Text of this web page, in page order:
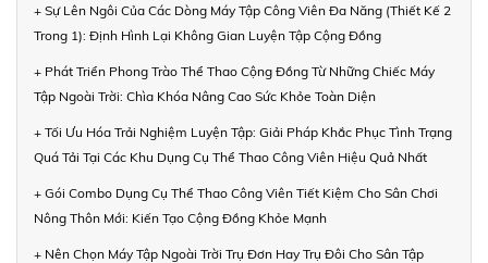
+ Sự Lên Ngôi Của Các Dòng Máy Tập Công Viên Đa Năng (Thiết Kế 2
Trong 1): Định Hình Lại Không Gian Luyện Tập Cộng Đồng
+ Phát Triển Phong Trào Thể Thao Cộng Đồng Từ Những Chiếc Máy
Tập Ngoài Trời: Chìa Khóa Nâng Cao Sức Khỏe Toàn Diện
+ Tối Ưu Hóa Trải Nghiệm Luyện Tập: Giải Pháp Khắc Phục Tình Trạng
Quá Tải Tại Các Khu Dụng Cụ Thể Thao Công Viên Hiệu Quả Nhất
+ Gói Combo Dụng Cụ Thể Thao Công Viên Tiết Kiệm Cho Sân Chơi
Nông Thôn Mới: Kiến Tạo Cộng Đồng Khỏe Mạnh
+ Nên Chọn Máy Tập Ngoài Trời Trụ Đơn Hay Trụ Đôi Cho Sân Tập